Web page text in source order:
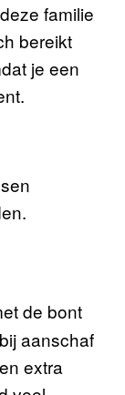
familie
bereikt
je een
de bont
aanschaf
extra